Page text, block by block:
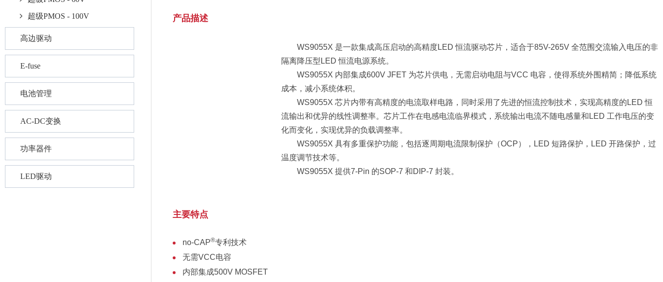
超级PMOS - 100V
高边驱动
E-fuse
电池管理
AC-DC变换
功率器件
LED驱动
产品描述
WS9055X 是一款集成高压启动的高精度LED 恒流驱动芯片，适合于85V-265V 全范围交流输入电压的非
隔离降压型 LED 恒流电源系统。
WS9055X 内部集成600V JFET 为芯片供电，无需启动电阻与VCC 电容，使得系统外围精简；降低系统
成本，减小系统体积。
WS9055X 芯片内带有高精度的电流取样电路，同时采用 了先进的恒流控制技术，实现高精度的LED 恒
流输出和优异的线性调整率。芯片工作在电感电流临界模式，系统输出电流不随电感量和LED 工作电压的变
化而变化，实现优异的负载调整率。
WS9055X 具有多重保护功能，包括逐周期电流限制保护 （OCP），LED 短路保护，LED 开路保护，过
温度调节技术等。
WS9055X 提供7-Pin 的SOP-7 和DIP-7 封装。
主要特点
no-CAP®专利技术
无需VCC电容
内部集成500V MOSFET